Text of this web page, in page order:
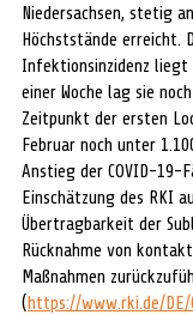
Niedersachsen, stetig
Höchststände erreicht.
Infektionsinzidenz liegt
einer Woche lag sie
Zeitpunkt der ersten
Februar noch unter
Anstieg der COVID-19-
Einschätzung des RKI
Übertragbarkeit der
Rücknahme von
Maßnahmen
( https://www.rki.de/